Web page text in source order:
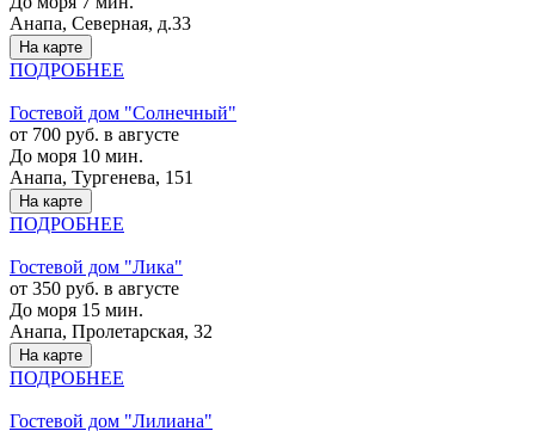
Анапа, Северная, д.33
На карте
ПОДРОБНЕЕ
Гостевой дом "Солнечный"
от 700 руб. в августе
До моря 10 мин.
Анапа, Тургенева, 151
На карте
ПОДРОБНЕЕ
Гостевой дом "Лика"
от 350 руб. в августе
До моря 15 мин.
Анапа, Пролетарская, 32
На карте
ПОДРОБНЕЕ
Гостевой дом "Лилиана"